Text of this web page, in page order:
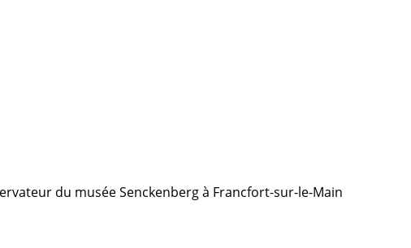
du musée Senckenberg à Francfort-sur-le-Main